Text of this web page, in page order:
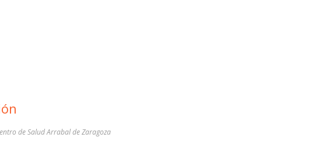
de Salud Arrabal de Zaragoza